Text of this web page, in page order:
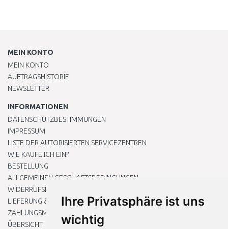
Ihre Privatsphäre ist uns
wichtig
MEIN KONTO
MEIN KONTO
AUFTRAGSHISTORIE
NEWSLETTER
INFORMATIONEN
DATENSCHUTZBESTIMMUNGEN
IMPRESSUM
LISTE DER AUTORISIERTEN SERVICEZENTREN
WIE KAUFE ICH EIN?
BESTELLUNG
ALLGEMEINEN GESCHÄFTSBEDINGUNGEN
WIDERRUFSRECHT
LIEFERUNG & ZAHLUNG
ZAHLUNGSMETHODEN
ÜBERSICHT